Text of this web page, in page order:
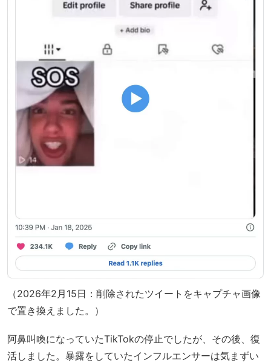
（2026年2月15日：削除されたツイートをキャプチャ画像
で置き換えました。）
阿鼻叫喚になっていたTikTokの停止でしたが、その後、復
活しました。暴露をしていたインフルエンサーは気まずい